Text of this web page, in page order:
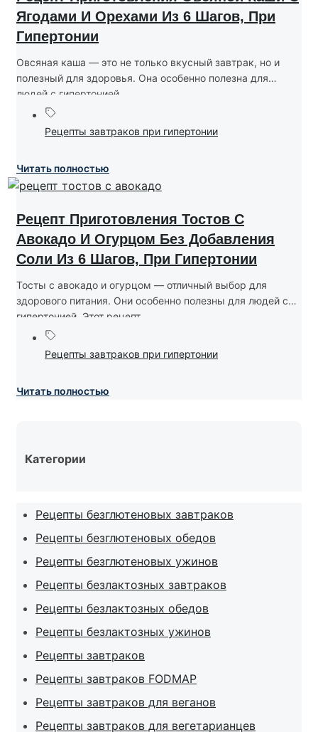
Ягодами И Орехами Из 6 Шагов, При
Гипертонии
Овсяная каша — это не только вкусный завтрак, но и
полезный для здоровья. Она особенно полезна для
людей с гипертонией....
Рецепты завтраков при гипертонии
Читать полностью
Рецепт Приготовления Тостов С
Авокадо И Огурцом Без Добавления
Соли Из 6 Шагов, При Гипертонии
Тосты с авокадо и огурцом — отличный выбор для
здорового питания. Они особенно полезны для людей с
гипертонией. Этот рецепт...
Рецепты завтраков при гипертонии
Читать полностью
Категории
Рецепты безглютеновых завтраков
Рецепты безглютеновых обедов
Рецепты безглютеновых ужинов
Рецепты безлактозных завтраков
Рецепты безлактозных обедов
Рецепты безлактозных ужинов
Рецепты завтраков
Рецепты завтраков FODMAP
Рецепты завтраков для веганов
Рецепты завтраков для вегетарианцев